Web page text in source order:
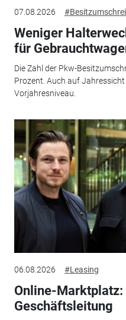
07.08.2026
Weniger
für
Die Zahl der Pkw-
Prozent. Auch auf
Vorjahresniveau.
06.08.2026 #Leasing
Online-
Geschäftsleitung